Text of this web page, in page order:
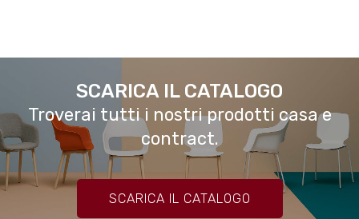
SCARICA IL CATALOGO
Troverai tutti i nostri prodotti casa e
contract.
SCARICA IL CATALOGO